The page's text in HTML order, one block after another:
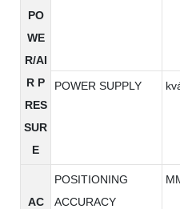
PO
WE
R/AI
R P
RES
SUR
E
POWER SUPPLY
AC
POSITIONING
ACCURACY